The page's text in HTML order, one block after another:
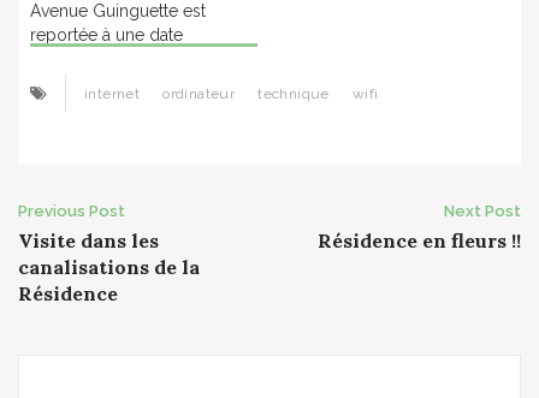
Avenue Guinguette est
reportée à une date
début septembre).
internet ordinateur technique wifi
Post
navigation
Previous Post
Visite dans les
canalisations de la
Résidence
Next Post
Résidence en fleurs !!